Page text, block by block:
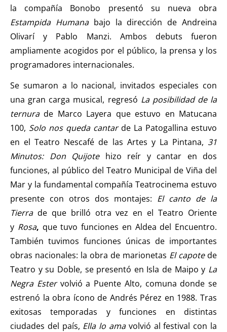
la compañía Bonobo presentó su nueva obra
Estampida Humana bajo la dirección de Andreina
Olivarí y Pablo Manzi. Ambos debuts fueron
ampliamente acogidos por el público, la prensa y los
programadores internacionales.
Se sumaron a lo nacional, invitados especiales con
una gran carga musical, regresó La posibilidad de la
ternurade Marco Layera que estuvo en Matucana
100, Solo nos queda cantarde La Patogallina estuvo
en el Teatro Nescafé de las Artes y La Pintana, 31
Minutos: Don Quijotehizo reír y cantar en dos
funciones, al público del Teatro Municipal de Viña del
Mar y la fundamental compañía Teatrocinema estuvo
presente con otros dos montajes: El canto de la
Tierrade que brilló otra vez en el Teatro Oriente
y Rosa, que tuvo funciones en Aldea del Encuentro.
También tuvimos funciones únicas de importantes
obras nacionales: la obra de marionetas El capotede
Teatro y su Doble, se presentó en Isla de Maipo y La
Negra Ester volvió a Puente Alto, comuna donde se
estrenó la obra ícono de Andrés Pérez en 1988. Tras
exitosas temporadas y funciones en distintas
ciudades del país, Ella lo ama volvió al festival con la